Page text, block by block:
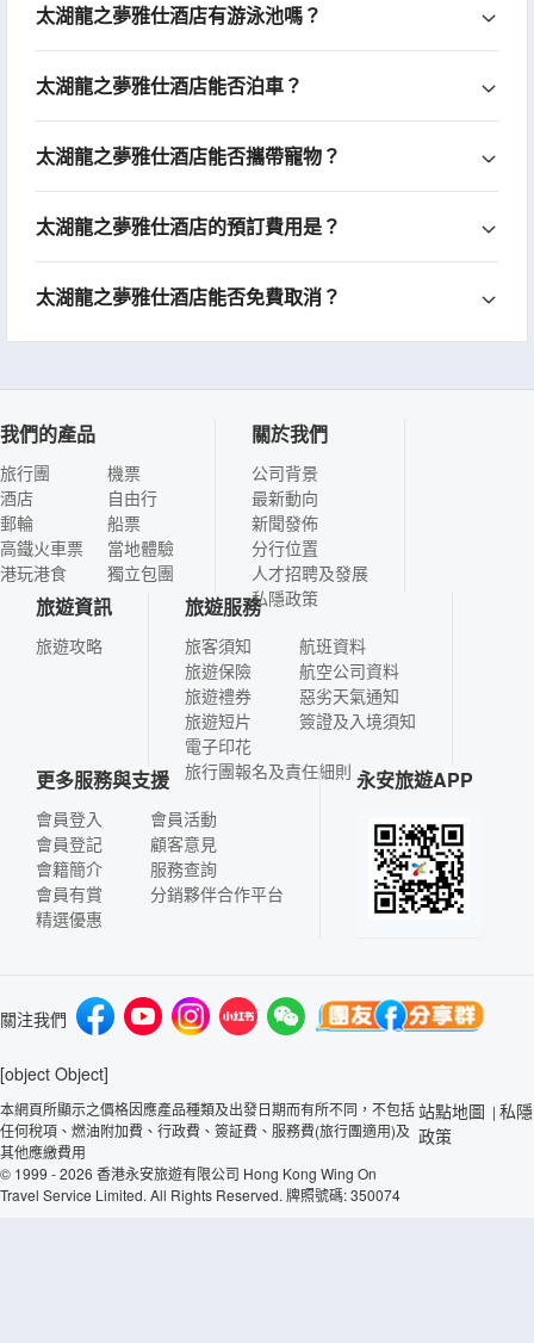
太湖龍之夢雅仕酒店有游泳池嗎？
太湖龍之夢雅仕酒店能否泊車？
太湖龍之夢雅仕酒店能否攜帶寵物？
太湖龍之夢雅仕酒店的預訂費用是？
太湖龍之夢雅仕酒店能否免費取消？
我們的產品
旅行團
酒店
郵輪
高鐵火車票
港玩港食
機票
自由行
船票
當地體驗
獨立包團
關於我們
公司背景
最新動向
新聞發佈
分行位置
人才招聘及發展
私隱政策
旅遊資訊
旅遊攻略
旅遊服務
旅客須知
旅遊保險
旅遊禮券
旅遊短片
電子印花
航班資料
航空公司資料
惡劣天氣通知
簽證及入境須知
旅行團報名及責任細則
更多服務與支援
會員登入
會員登記
會籍簡介
會員有賞
精選優惠
會員活動
顧客意見
服務查詢
分銷夥伴合作平台
永安旅遊APP
關注我們
[object Object]
本網頁所顯示之價格因應產品種類及出發日期而有所不同，不包括
任何稅項、燃油附加費、行政費、簽証費、服務費(旅行團適用)及
其他應繳費用
© 1999 - 2026 香港永安旅遊有限公司 Hong Kong Wing On
Travel Service Limited. All Rights Reserved. 牌照號碼: 350074
站點地圖 | 私隱
政策